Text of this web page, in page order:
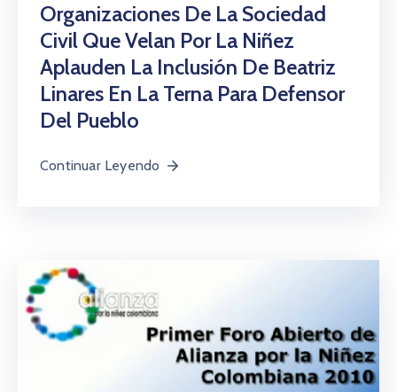
Organizaciones De La Sociedad
Civil Que Velan Por La Niñez
Aplauden La Inclusión De Beatriz
Linares En La Terna Para Defensor
Del Pueblo
Continuar Leyendo